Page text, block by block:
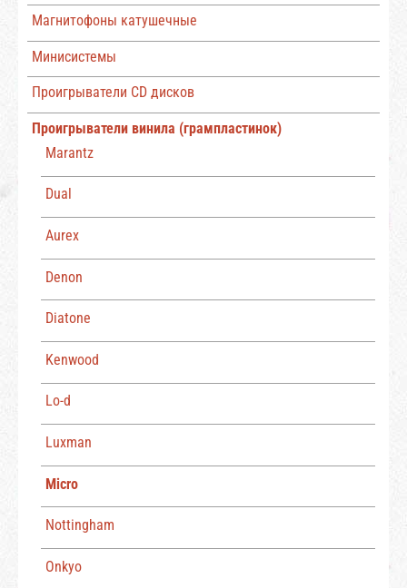
Магнитофоны катушечные
Минисистемы
Проигрыватели CD дисков
Проигрыватели винила (грампластинок)
Marantz
Dual
Aurex
Denon
Diatone
Kenwood
Lo-d
Luxman
Micro
Nottingham
Onkyo